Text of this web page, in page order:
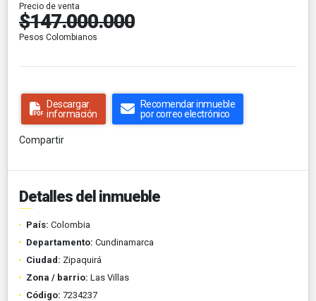
Precio de venta
$147.000.000
Pesos Colombianos
Descargar
información
Recomendar inmueble
por correo electrónico
Compartir
Detalles del inmueble
País: Colombia
Departamento: Cundinamarca
Ciudad: Zipaquirá
Zona / barrio: Las Villas
Código: 7234237